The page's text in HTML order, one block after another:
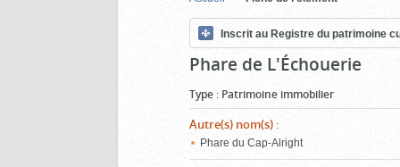
Inscrit au Registre du patrimoine
Phare de L'Échouerie
Type : Patrimoine immobilier
Autre(s) nom(s) :
Phare du Cap-Alright